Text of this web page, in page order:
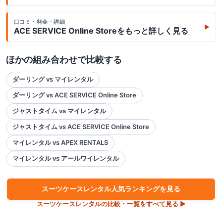
口コミ・料金・詳細
ACE SERVICE Online Storeをもっと詳しく見る ▶
ほかの組み合わせで比較する
ダーリング vs マイレンタル
ダーリング vs ACE SERVICE Online Store
ジャストタイム vs マイレンタル
ジャストタイム vs ACE SERVICE Online Store
マイレンタル vs APEX RENTALS
マイレンタル vs アールワイレンタル
スーツケースレンタル人気ランキングを見る
スーツケースレンタルの比較・一覧をすべて見る ▶